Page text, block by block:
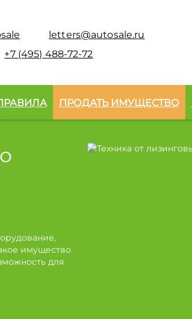
letters@autosale.ru
+7 (495) 488-72-72
ПРОДАТЬ ИМУЩЕСТВО
имущество
для